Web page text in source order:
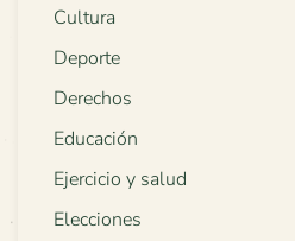
Cultura
Deporte
Derechos
Educación
Ejercicio y salud
Elecciones